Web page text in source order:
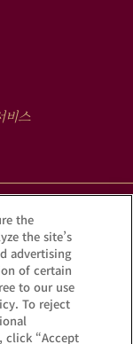
스
샴페인에 숨겨진
the
the site’s
advertising
of certain
to our use
To reject